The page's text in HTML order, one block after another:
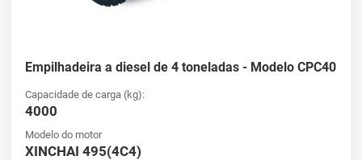
Empilhadeira a diesel de 4 toneladas - Modelo CPC40
Capacidade de carga (kg):
4000
Modelo do motor
XINCHAI 495(4C4)